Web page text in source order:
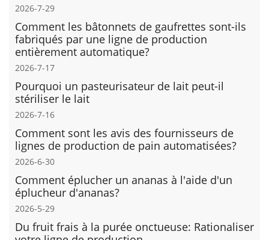
2026-7-29
Comment les bâtonnets de gaufrettes sont-ils
fabriqués par une ligne de production
entièrement automatique?
2026-7-17
Pourquoi un pasteurisateur de lait peut-il
stériliser le lait
2026-7-16
Comment sont les avis des fournisseurs de
lignes de production de pain automatisées?
2026-6-30
Comment éplucher un ananas à l'aide d'un
éplucheur d'ananas?
2026-5-29
Du fruit frais à la purée onctueuse: Rationaliser